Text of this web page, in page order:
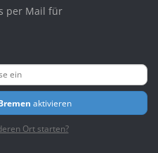
per Mail für
aktivieren
Ort starten?